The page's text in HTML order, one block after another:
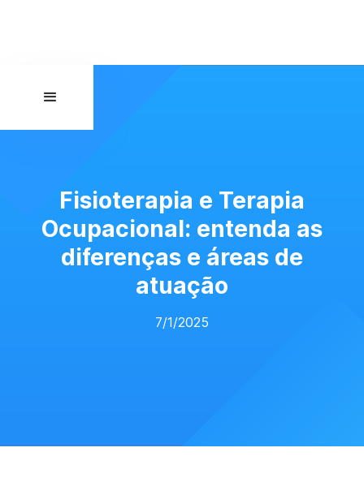
Fisioterapia e Terapia
Ocupacional: entenda as
diferenças e áreas de
atuação
7/1/2025